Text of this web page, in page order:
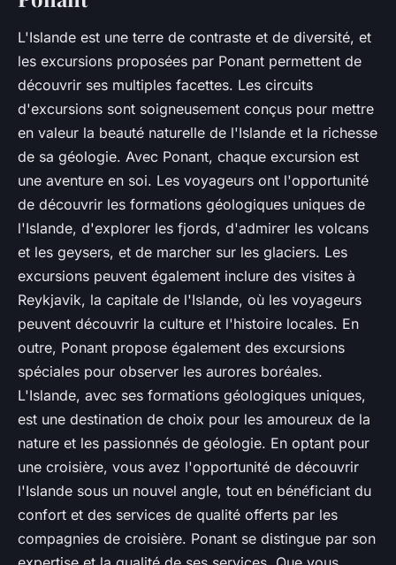
L'Islande est une terre de contraste et de diversité, et
les excursions proposées par Ponant permettent de
découvrir ses multiples facettes. Les circuits
d'excursions sont soigneusement conçus pour mettre
en valeur la beauté naturelle de l'Islande et la richesse
de sa géologie. Avec Ponant, chaque excursion est
une aventure en soi. Les voyageurs ont l'opportunité
de découvrir les formations géologiques uniques de
l'Islande, d'explorer les fjords, d'admirer les volcans
et les geysers, et de marcher sur les glaciers. Les
excursions peuvent également inclure des visites à
Reykjavik, la capitale de l'Islande, où les voyageurs
peuvent découvrir la culture et l'histoire locales. En
outre, Ponant propose également des excursions
spéciales pour observer les aurores boréales.
L'Islande, avec ses formations géologiques uniques,
est une destination de choix pour les amoureux de la
nature et les passionnés de géologie. En optant pour
une croisière, vous avez l'opportunité de découvrir
l'Islande sous un nouvel angle, tout en bénéficiant du
confort et des services de qualité offerts par les
compagnies de croisière. Ponant se distingue par son